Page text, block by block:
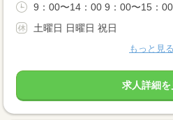
9：00〜14：00 9：00〜15：00
土曜日 日曜日 祝日
もっと見る
求人詳細を